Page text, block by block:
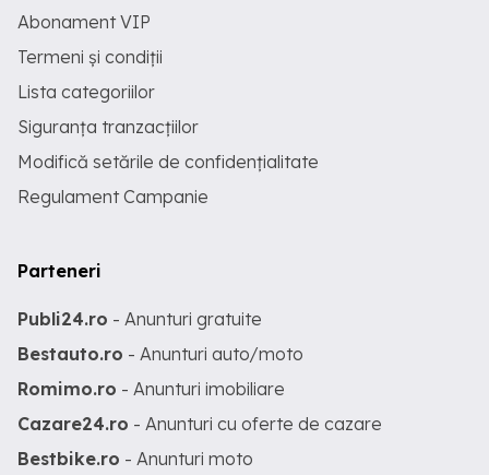
Abonament VIP
Termeni și condiții
Lista categoriilor
Siguranța tranzacțiilor
Modifică setările de confidențialitate
Regulament Campanie
Parteneri
Publi24.ro - Anunturi gratuite
Bestauto.ro - Anunturi auto/moto
Romimo.ro - Anunturi imobiliare
Cazare24.ro - Anunturi cu oferte de cazare
Bestbike.ro - Anunturi moto